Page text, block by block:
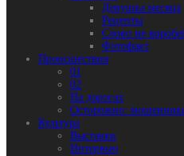
Девушка месяца
Рецепты
Слово не
Фотофакт
Происшествия
01
02
На дорогах
Осторожно:
Культура
Выставки
Интервью